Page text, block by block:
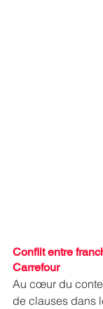
Conflit entre
Carrefour
Au cœur du
de clauses dans